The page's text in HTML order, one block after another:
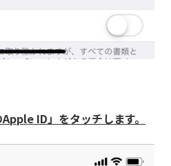
ID」をタッチします。